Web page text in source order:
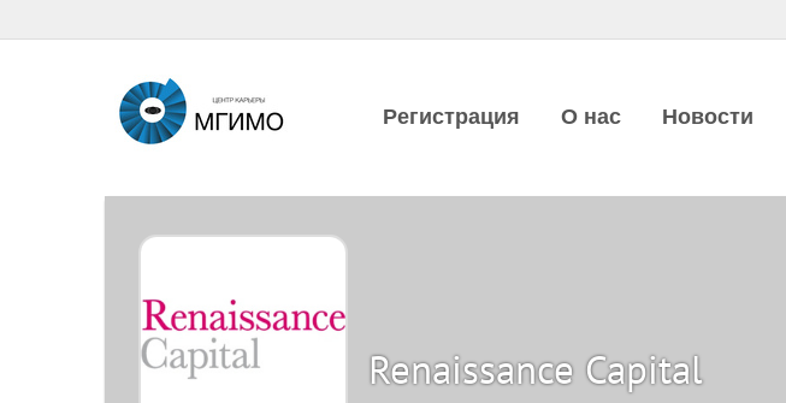
Регистрация О нас Новости
Renaissance Capital